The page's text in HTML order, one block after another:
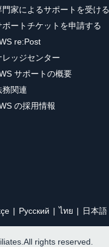
門家によるサポートを受ける
ポートチケットを申請する
re:Post
レッジセンター
サポートの概要
務関連
の採用情報
Ρусский ไทย 日本語
rights reserved.